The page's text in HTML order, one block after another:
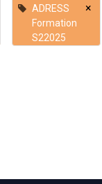
ADRESS
Formation
S22025
×